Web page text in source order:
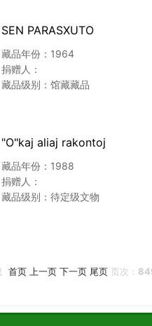
SEN PARASXUTO
藏品年份：1964
捐赠人：
藏品级别：馆藏藏品
"O"kaj aliaj rakontoj
藏品年份：1988
捐赠人：
藏品级别：待定级文物
首页 上一页 下一页 尾页页次：